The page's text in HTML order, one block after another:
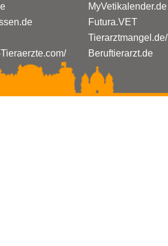
MyVetikalender.de
Futura.VET
Tierarztmangel.de/
Beruftierarzt.de